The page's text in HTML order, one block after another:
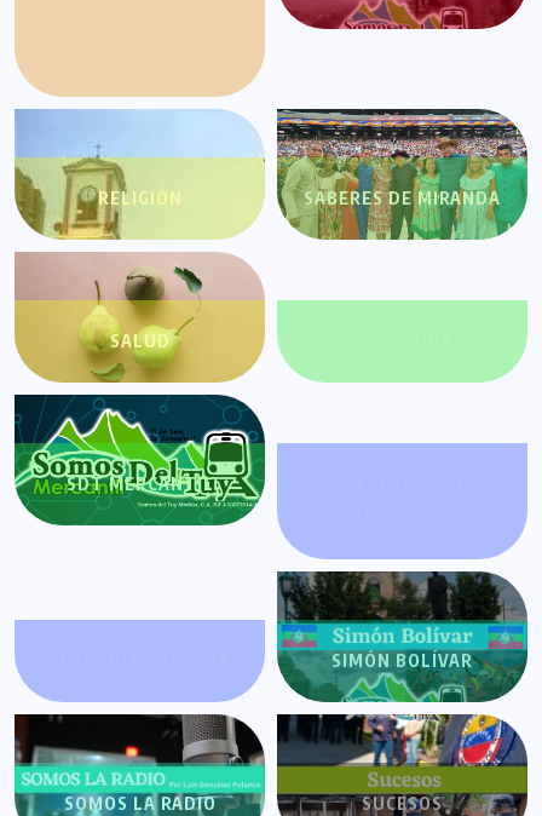
RELIGIÓN SABERES DE MIRANDA
SALUD
SDT MERCANTIL
SIMÓN BOLÍVAR
SOMOS LA RADIO SUCESOS